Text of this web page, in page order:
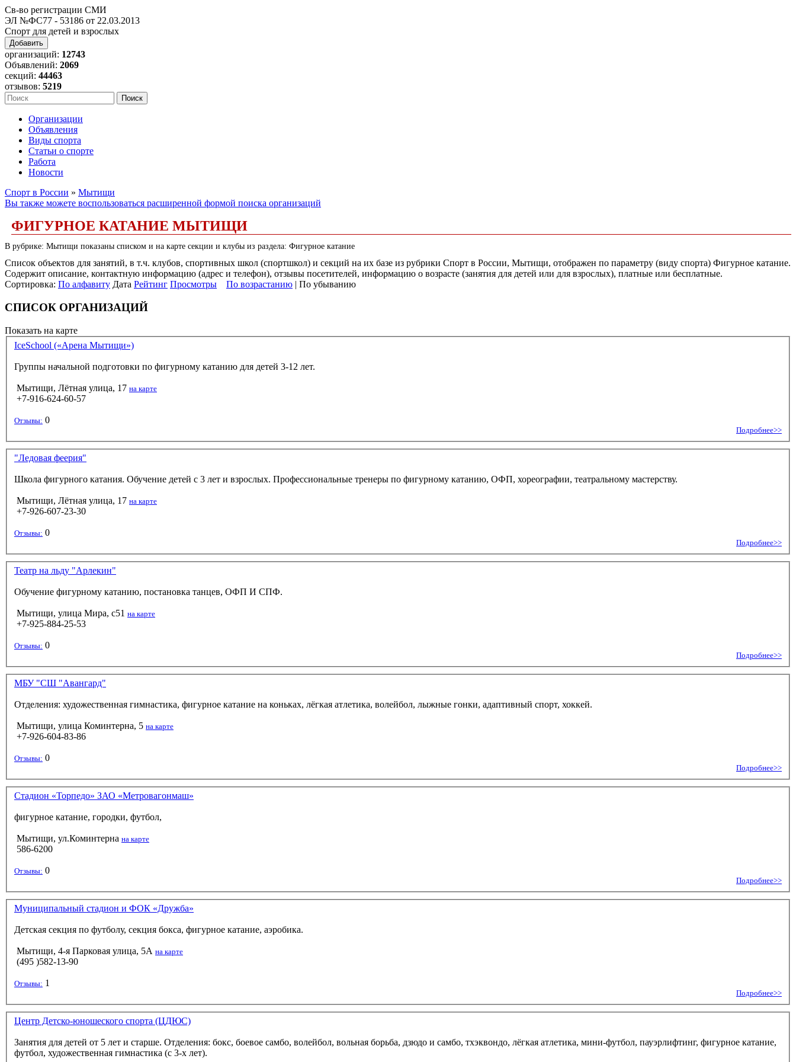
Св-во регистрации СМИ
ЭЛ №ФС77 - 53186 от 22.03.2013
Спорт для детей и взрослых
Добавить
организаций: 12743
Объявлений: 2069
секций: 44463
отзывов: 5219
Организации
Объявления
Виды спорта
Статьи о спорте
Работа
Новости
Спорт в России » Мытищи
Вы также можете воспользоваться расширенной формой поиска организаций
ФИГУРНОЕ КАТАНИЕ МЫТИЩИ
В рубрике: Мытищи показаны списком и на карте секции и клубы из раздела: Фигурное катание
Список объектов для занятий, в т.ч. клубов, спортивных школ (спортшкол) и секций на их базе из рубрики Спорт в России, Мытищи, отображен по параметру (виду спорта) Фигурное катание.
Содержит описание, контактную информацию (адрес и телефон), отзывы посетителей, информацию о возрасте (занятия для детей или для взрослых), платные или бесплатные.
Сортировка: По алфавиту Дата Рейтинг Просмотры По возрастанию | По убыванию
СПИСОК ОРГАНИЗАЦИЙ
Показать на карте
IceSchool («Арена Мытищи»)
Группы начальной подготовки по фигурному катанию для детей 3-12 лет.
Мытищи, Лётная улица, 17 на карте
+7-916-624-60-57
Отзывы: 0
Подробнее>>
"Ледовая феерия"
Школа фигурного катания. Обучение детей с 3 лет и взрослых. Профессиональные тренеры по фигурному катанию, ОФП, хореографии, театральному мастерству.
Мытищи, Лётная улица, 17 на карте
+7-926-607-23-30
Отзывы: 0
Подробнее>>
Театр на льду "Арлекин"
Обучение фигурному катанию, постановка танцев, ОФП И СПФ.
Мытищи, улица Мира, с51 на карте
+7-925-884-25-53
Отзывы: 0
Подробнее>>
МБУ "СШ "Авангард"
Отделения: художественная гимнастика, фигурное катание на коньках, лёгкая атлетика, волейбол, лыжные гонки, адаптивный спорт, хоккей.
Мытищи, улица Коминтерна, 5 на карте
+7-926-604-83-86
Отзывы: 0
Подробнее>>
Стадион «Торпедо» ЗАО «Метровагонмаш»
фигурное катание, городки, футбол,
Мытищи, ул.Коминтерна на карте
586-6200
Отзывы: 0
Подробнее>>
Муниципальный стадион и ФОК «Дружба»
Детская секция по футболу, секция бокса, фигурное катание, аэробика.
Мытищи, 4-я Парковая улица, 5А на карте
(495 )582-13-90
Отзывы: 1
Подробнее>>
Центр Детско-юношеского спорта (ЦДЮС)
Занятия для детей от 5 лет и старше. Отделения: бокс, боевое самбо, волейбол, вольная борьба, дзюдо и самбо, тхэквондо, лёгкая атлетика, мини-футбол, пауэрлифтинг, фигурное катание,
футбол, художественная гимнастика (с 3-х лет).